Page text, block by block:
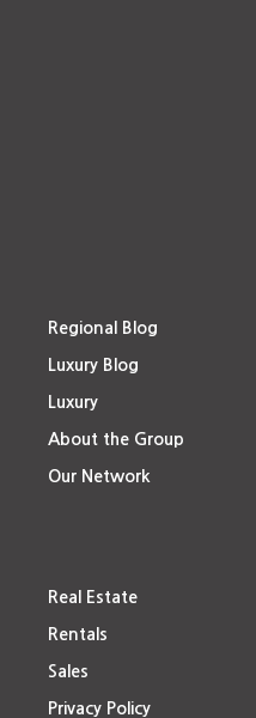
Regional Blog
Luxury Blog
Luxury
About the Group
Our Network
Real Estate
Rentals
Sales
Privacy Policy